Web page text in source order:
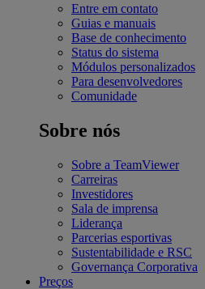
Entre em contato
Guias e manuais
Base de conhecimento
Status do sistema
Módulos personalizados
Para desenvolvedores
Comunidade
Sobre nós
Sobre a TeamViewer
Carreiras
Investidores
Sala de imprensa
Liderança
Parcerias esportivas
Sustentabilidade e RSC
Governança Corporativa
Preços